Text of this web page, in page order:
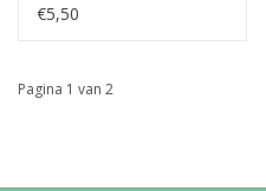
€5,50
Pagina 1 van 2